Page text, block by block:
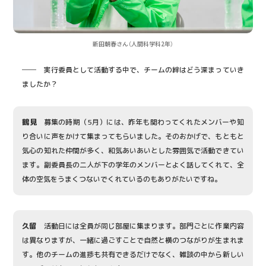
新田朝春さん（人間科学科2年）
── 実行委員として活動する中で、チームの絆はどう深まっていき
ましたか？
鶴見募集の時期（5月）には、昨年も関わってくれたメンバーや知
り合いに声をかけて集まってもらいました。そのおかげで、もともと
気心の知れた仲間が多く、和気あいあいとした雰囲気で活動できてい
ます。副委員長の二人が下の学年のメンバーとよく話してくれて、全
体の空気をうまくつないでくれているのもありがたいですね。
久留 活動日には全員が同じ部屋に集まります。部門ごとに作業内容
は異なりますが、一緒に過ごすことで自然と横のつながりが生まれま
す。他のチームの進捗も共有できるだけでなく、雑談の中から新しい